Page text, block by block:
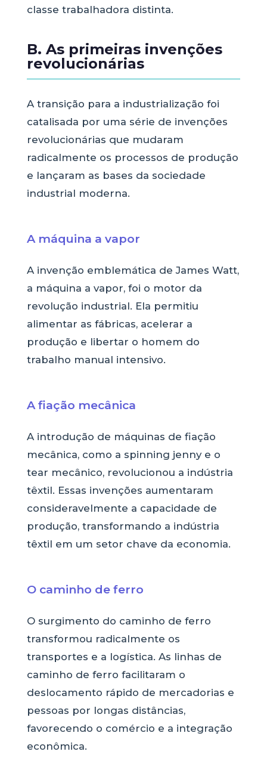
classe trabalhadora distinta.
B. As primeiras invenções
revolucionárias
A transição para a industrialização foi
catalisada por uma série de invenções
revolucionárias que mudaram
radicalmente os processos de produção
e lançaram as bases da sociedade
industrial moderna.
A máquina a vapor
A invenção emblemática de James Watt,
a máquina a vapor, foi o motor da
revolução industrial. Ela permitiu
alimentar as fábricas, acelerar a
produção e libertar o homem do
trabalho manual intensivo.
A fiação mecânica
A introdução de máquinas de fiação
mecânica, como a spinning jenny e o
tear mecânico, revolucionou a indústria
têxtil. Essas invenções aumentaram
consideravelmente a capacidade de
produção, transformando a indústria
têxtil em um setor chave da economia.
O caminho de ferro
O surgimento do caminho de ferro
transformou radicalmente os
transportes e a logística. As linhas de
caminho de ferro facilitaram o
deslocamento rápido de mercadorias e
pessoas por longas distâncias,
favorecendo o comércio e a integração
econômica.